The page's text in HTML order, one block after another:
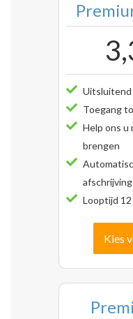
Toegang
Help ons u
brengen
afschrijving
Looptijd 12
Kies